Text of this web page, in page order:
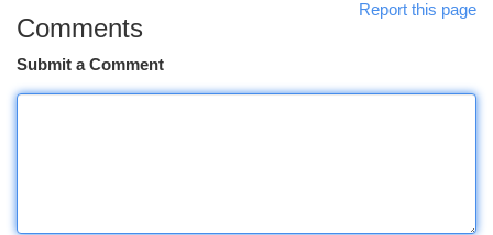
Report this page
Comments
Submit a Comment